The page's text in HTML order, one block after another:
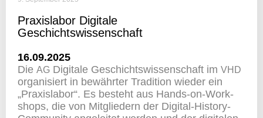
Praxis­labor Digi­tale
Geschichtswissenschaft
16.09.2025
Die AG Digi­tale Geschichts­wis­sen­schaft im VHD
orga­ni­siert in bewährter Tradi­tion wieder ein
„Praxis­labor“. Es besteht aus Hands-on-Work­
shops, die von Mitglie­dern der Digital-History-